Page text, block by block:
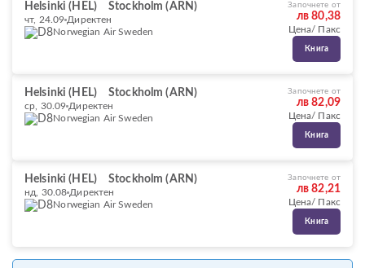
Helsinki (HEL) Stockholm (ARN)
чт, 24.09 Директен
Norwegian Air Sweden
Започнете от
лв 80,38
Цена/ Пакс
Книга
Helsinki (HEL) Stockholm (ARN)
ср, 30.09 Директен
Norwegian Air Sweden
Започнете от
лв 82,09
Цена/ Пакс
Книга
Helsinki (HEL) Stockholm (ARN)
нд, 30.08 Директен
Norwegian Air Sweden
Започнете от
лв 82,21
Цена/ Пакс
Книга